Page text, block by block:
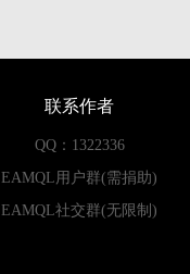
联系作者
QQ：1322336
EAMQL用户群(需捐助)
EAMQL社交群(无限制)